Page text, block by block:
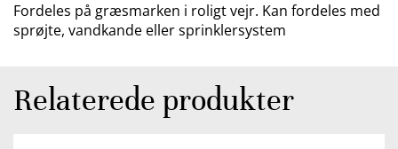
Fordeles på græsmarken i roligt vejr. Kan fordeles med
sprøjte, vandkande eller sprinklersystem
Relaterede produkter